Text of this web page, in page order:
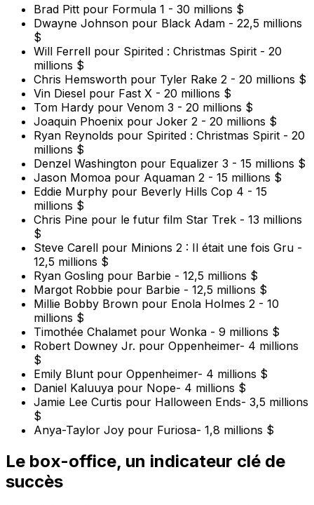
Brad Pitt pour Formula 1 - 30 millions $
Dwayne Johnson pour Black Adam - 22,5 millions
$
Will Ferrell pour Spirited : Christmas Spirit - 20
millions $
Chris Hemsworth pour Tyler Rake 2 - 20 millions $
Vin Diesel pour Fast X - 20 millions $
Tom Hardy pour Venom 3 - 20 millions $
Joaquin Phoenix pour Joker 2 - 20 millions $
Ryan Reynolds pour Spirited : Christmas Spirit - 20
millions $
Denzel Washington pour Equalizer 3 - 15 millions $
Jason Momoa pour Aquaman 2 - 15 millions $
Eddie Murphy pour Beverly Hills Cop 4 - 15
millions $
Chris Pine pour le futur film Star Trek - 13 millions
$
Steve Carell pour Minions 2 : Il était une fois Gru -
12,5 millions $
Ryan Gosling pour Barbie - 12,5 millions $
Margot Robbie pour Barbie - 12,5 millions $
Millie Bobby Brown pour Enola Holmes 2 - 10
millions $
Timothée Chalamet pour Wonka - 9 millions $
Robert Downey Jr. pour Oppenheimer- 4 millions
$
Emily Blunt pour Oppenheimer- 4 millions $
Daniel Kaluuya pour Nope- 4 millions $
Jamie Lee Curtis pour Halloween Ends- 3,5 millions
$
Anya-Taylor Joy pour Furiosa- 1,8 millions $
Le box-office, un indicateur clé de
succès